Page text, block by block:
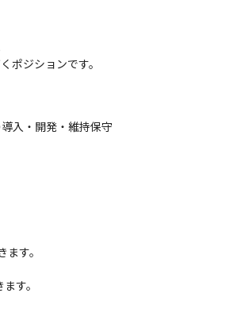
ポジションです。
入・開発・維持保守
す。
す。